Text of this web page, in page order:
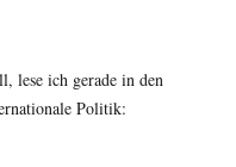
lese ich gerade in den
Politik: